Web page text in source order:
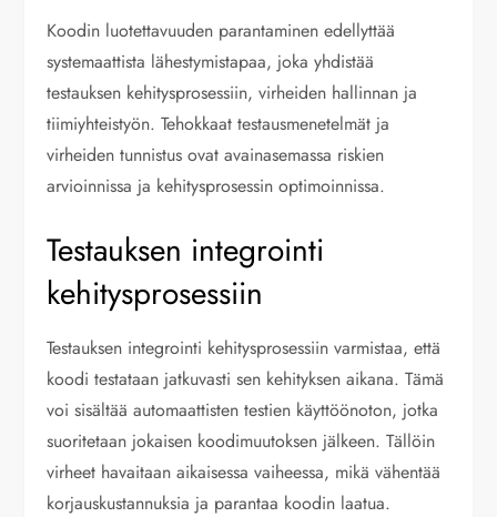
Koodin luotettavuuden parantaminen edellyttää
systemaattista lähestymistapaa, joka yhdistää
testauksen kehitysprosessiin, virheiden hallinnan ja
tiimiyhteistyön. Tehokkaat testausmenetelmät ja
virheiden tunnistus ovat avainasemassa riskien
arvioinnissa ja kehitysprosessin optimoinnissa.
Testauksen integrointi
kehitysprosessiin
Testauksen integrointi kehitysprosessiin varmistaa, että
koodi testataan jatkuvasti sen kehityksen aikana. Tämä
voi sisältää automaattisten testien käyttöönoton, jotka
suoritetaan jokaisen koodimuutoksen jälkeen. Tällöin
virheet havaitaan aikaisessa vaiheessa, mikä vähentää
korjauskustannuksia ja parantaa koodin laatua.